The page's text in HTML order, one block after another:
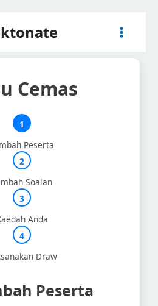
content
Main
Cemas
Peserta
Soalan
Anda
Draw
Peserta